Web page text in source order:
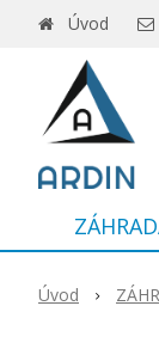
Úvod
Úvod